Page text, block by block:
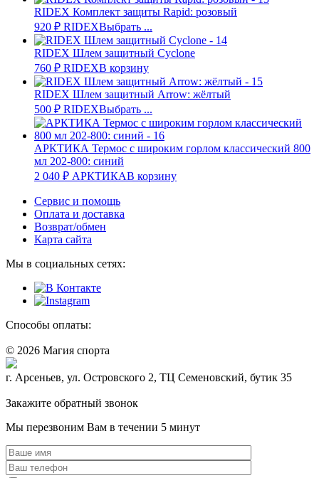
RIDEX Комплект защиты Rapid: розовый
920 ₽ RIDEXВыбрать ...
RIDEX Шлем защитный Cyclone
760 ₽ RIDEXВ корзину
RIDEX Шлем защитный Arrow: жёлтый
500 ₽ RIDEXВыбрать ...
АРКТИКА Термос с широким горлом классический 800
мл 202-800: синий
2 040 ₽ АРКТИКАВ корзину
Сервис и помощь
Оплата и доставка
Возврат/обмен
Карта сайта
Мы в социальных сетях:
Способы оплаты:
© 2026 Магия спорта
г. Арсеньев, ул. Островского 2, ТЦ Семеновский, бутик 35
Закажите обратный звонок
Мы перезвоним Вам в течении 5 минут